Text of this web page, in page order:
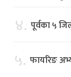
४. पूर्वका ५
५. फायरिङ